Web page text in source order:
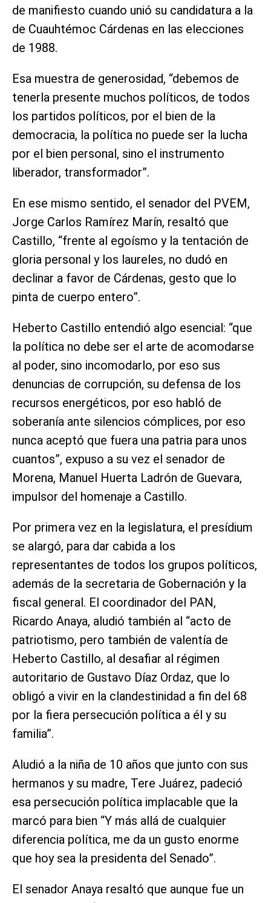
de manifiesto cuando unió su candidatura a la
de Cuauhtémoc Cárdenas en las elecciones
de 1988.
Esa muestra de generosidad, “debemos de
tenerla presente muchos políticos, de todos
los partidos políticos, por el bien de la
democracia, la política no puede ser la lucha
por el bien personal, sino el instrumento
liberador, transformador”.
En ese mismo sentido, el senador del PVEM,
Jorge Carlos Ramírez Marín, resaltó que
Castillo, “frente al egoísmo y la tentación de
gloria personal y los laureles, no dudó en
declinar a favor de Cárdenas, gesto que lo
pinta de cuerpo entero”.
Heberto Castillo entendió algo esencial: “que
la política no debe ser el arte de acomodarse
al poder, sino incomodarlo, por eso sus
denuncias de corrupción, su defensa de los
recursos energéticos, por eso habló de
soberanía ante silencios cómplices, por eso
nunca aceptó que fuera una patria para unos
cuantos”, expuso a su vez el senador de
Morena, Manuel Huerta Ladrón de Guevara,
impulsor del homenaje a Castillo.
Por primera vez en la legislatura, el presídium
se alargó, para dar cabida a los
representantes de todos los grupos políticos,
además de la secretaria de Gobernación y la
fiscal general. El coordinador del PAN,
Ricardo Anaya, aludió también al “acto de
patriotismo, pero también de valentía de
Heberto Castillo, al desafiar al régimen
autoritario de Gustavo Díaz Ordaz, que lo
obligó a vivir en la clandestinidad a fin del 68
por la fiera persecución política a él y su
familia”.
Aludió a la niña de 10 años que junto con sus
hermanos y su madre, Tere Juárez, padeció
esa persecución política implacable que la
marcó para bien “Y más allá de cualquier
diferencia política, me da un gusto enorme
que hoy sea la presidenta del Senado”.
El senador Anaya resaltó que aunque fue un